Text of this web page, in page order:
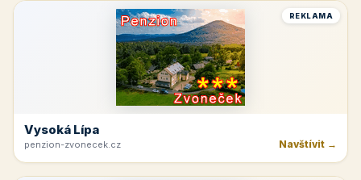
REKLAMA
Vysoká Lípa
penzion-zvonecek.cz Navštívit →